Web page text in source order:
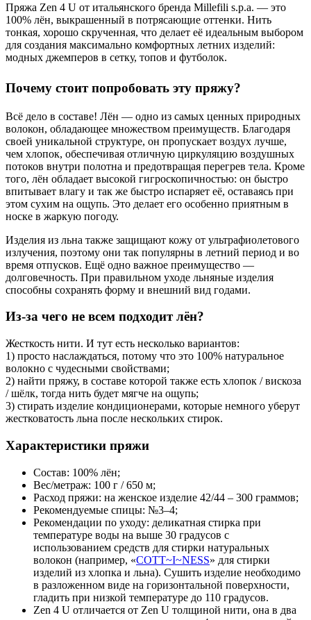
Пряжа Zen 4 U от итальянского бренда Millefili s.p.a. — это
100% лён, выкрашенный в потрясающие оттенки. Нить
тонкая, хорошо скрученная, что делает её идеальным выбором
для создания максимально комфортных летних изделий:
модных джемперов в сетку, топов и футболок.
Почему стоит попробовать эту пряжу?
Всё дело в составе! Лён — одно из самых ценных природных
волокон, обладающее множеством преимуществ. Благодаря
своей уникальной структуре, он пропускает воздух лучше,
чем хлопок, обеспечивая отличную циркуляцию воздушных
потоков внутри полотна и предотвращая перегрев тела. Кроме
того, лён обладает высокой гигроскопичностью: он быстро
впитывает влагу и так же быстро испаряет её, оставаясь при
этом сухим на ощупь. Это делает его особенно приятным в
носке в жаркую погоду.
Изделия из льна также защищают кожу от ультрафиолетового
излучения, поэтому они так популярны в летний период и во
время отпусков. Ещё одно важное преимущество —
долговечность. При правильном уходе льняные изделия
способны сохранять форму и внешний вид годами.
Из-за чего не всем подходит лён?
Жесткость нити. И тут есть несколько вариантов:
1) просто наслаждаться, потому что это 100% натуральное
волокно с чудесными свойствами;
2) найти пряжу, в составе которой также есть хлопок / вискоза
/ шёлк, тогда нить будет мягче на ощупь;
3) стирать изделие кондиционерами, которые немного уберут
жестковатость льна после нескольких стирок.
Характеристики пряжи
Состав: 100% лён;
Вес/метраж: 100 г / 650 м;
Расход пряжи: на женское изделие 42/44 – 300 граммов;
Рекомендуемые спицы: №3–4;
Рекомендации по уходу: деликатная стирка при
температуре воды на выше 30 градусов с
использованием средств для стирки натуральных
волокон (например, «COTT~I~NESS» для стирки
изделий из хлопка и льна). Сушить изделие необходимо
в разложенном виде на горизонтальной поверхности,
гладить при низкой температуре до 110 градусов.
Zen 4 U отличается от Zen U толщиной нити, она в два